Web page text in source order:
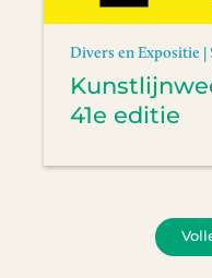
Divers en Expositie |
41e editie